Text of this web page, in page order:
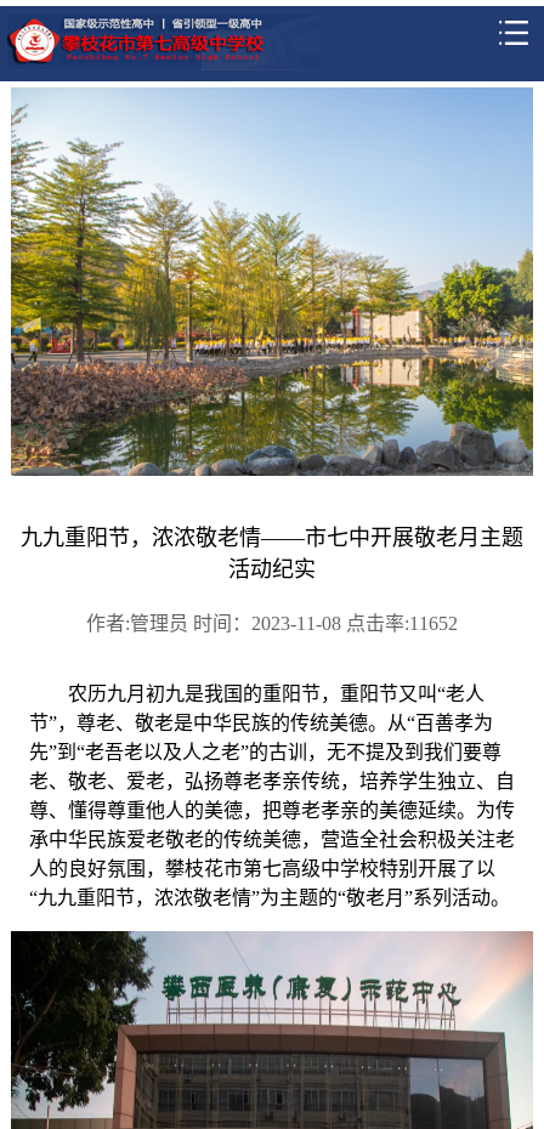
九九重阳节，浓浓敬老情——市七中开展敬老月主题
活动纪实
作者:管理员 时间：2023-11-08 点击率:11652
农历九月初九是我国的重阳节，重阳节又叫“老人
节”，尊老、敬老是中华民族的传统美德。从“百善孝为
先”到“老吾老以及人之老”的古训，无不提及到我们要尊
老、敬老、爱老，弘扬尊老孝亲传统，培养学生独立、自
尊、懂得尊重他人的美德，把尊老孝亲的美德延续。为传
承中华民族爱老敬老的传统美德，营造全社会积极关注老
人的良好氛围，攀枝花市第七高级中学校特别开展了以
“九九重阳节，浓浓敬老情”为主题的“敬老月”系列活动。